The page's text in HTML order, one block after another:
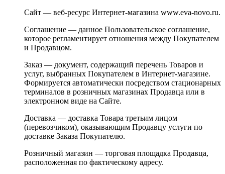
Сайт — веб-ресурс Интернет-магазина www.eva-novo.ru.
Соглашение — данное Пользовательское соглашение,
которое регламентирует отношения между Покупателем
и Продавцом.
Заказ — документ, содержащий перечень Товаров и
услуг, выбранных Покупателем в Интернет-магазине.
Формируется автоматически посредством стационарных
терминалов в розничных магазинах Продавца или в
электронном виде на Сайте.
Доставка — доставка Товара третьим лицом
(перевозчиком), оказывающим Продавцу услуги по
доставке Заказа Покупателю.
Розничный магазин — торговая площадка Продавца,
расположенная по фактическому адресу.